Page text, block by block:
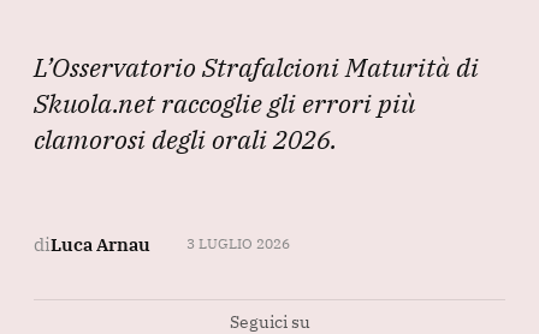
L’Osservatorio Strafalcioni Maturità di
Skuola.net raccoglie gli errori più
clamorosi degli orali 2026.
diLuca Arnau 3 LUGLIO 2026
Seguici su